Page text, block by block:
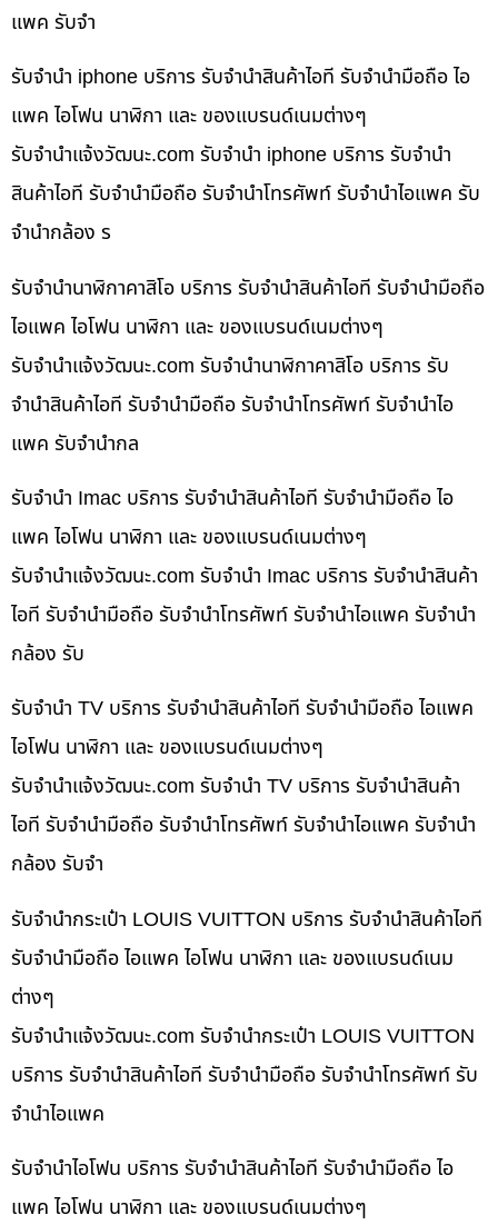
แพค รับจำ
รับจำนำ iphone บริการ รับจำนำสินค้าไอที รับจำนำมือถือ ไอ
แพค ไอโฟน นาฬิกา และ ของแบรนด์เนมต่างๆ
รับจํานําแจ้งวัฒนะ.com รับจำนำ iphone บริการ รับจำนำ
สินค้าไอที รับจำนำมือถือ รับจำนำโทรศัพท์ รับจำนำไอแพค รับ
จำนำกล้อง ร
รับจำนำนาฬิกาคาสิโอ บริการ รับจำนำสินค้าไอที รับจำนำมือถือ
ไอแพค ไอโฟน นาฬิกา และ ของแบรนด์เนมต่างๆ
รับจํานําแจ้งวัฒนะ.com รับจำนำนาฬิกาคาสิโอ บริการ รับ
จำนำสินค้าไอที รับจำนำมือถือ รับจำนำโทรศัพท์ รับจำนำไอ
แพค รับจำนำกล
รับจำนำ Imac บริการ รับจำนำสินค้าไอที รับจำนำมือถือ ไอ
แพค ไอโฟน นาฬิกา และ ของแบรนด์เนมต่างๆ
รับจํานําแจ้งวัฒนะ.com รับจำนำ Imac บริการ รับจำนำสินค้า
ไอที รับจำนำมือถือ รับจำนำโทรศัพท์ รับจำนำไอแพค รับจำนำ
กล้อง รับ
รับจำนำ TV บริการ รับจำนำสินค้าไอที รับจำนำมือถือ ไอแพค
ไอโฟน นาฬิกา และ ของแบรนด์เนมต่างๆ
รับจํานําแจ้งวัฒนะ.com รับจำนำ TV บริการ รับจำนำสินค้า
ไอที รับจำนำมือถือ รับจำนำโทรศัพท์ รับจำนำไอแพค รับจำนำ
กล้อง รับจำ
รับจำนำกระเป๋า LOUIS VUITTON บริการ รับจำนำสินค้าไอที
รับจำนำมือถือ ไอแพค ไอโฟน นาฬิกา และ ของแบรนด์เนม
ต่างๆ
รับจํานําแจ้งวัฒนะ.com รับจำนำกระเป๋า LOUIS VUITTON
บริการ รับจำนำสินค้าไอที รับจำนำมือถือ รับจำนำโทรศัพท์ รับ
จำนำไอแพค
รับจำนำไอโฟน บริการ รับจำนำสินค้าไอที รับจำนำมือถือ ไอ
แพค ไอโฟน นาฬิกา และ ของแบรนด์เนมต่างๆ